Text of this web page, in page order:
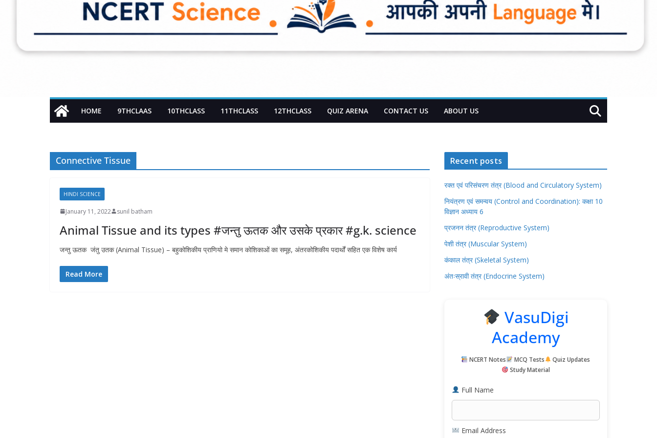
HOME 9THCLAAS 10THCLASS 11THCLASS 12THCLASS QUIZ ARENA CONTACT US ABOUT US
Connective Tissue
HINDI SCIENCE
January 11, 2022 sunil batham
Animal Tissue and its types #जन्तु ऊतक और उसके प्रकार #g.k. science
जन्तु ऊतक जंतु उतक (Animal Tissue) – बहुकोशिकीय प्राणियो मे समान कोशिकाओं का समूह, अंतरकोशिकीय पदार्थों सहित एक विशेष कार्य
Read More
Recent posts
रक्त एवं परिसंचरण तंत्र (Blood and Circulatory System)
नियंत्रण एवं समन्वय (Control and Coordination): कक्षा 10
विज्ञान अध्याय 6
प्रजनन तंत्र (Reproductive System)
पेशी तंत्र (Muscular System)
कंकाल तंत्र (Skeletal System)
अंतःस्रावी तंत्र (Endocrine System)
VasuDigi
Academy
NCERT Notes MCQ Tests
Quiz Updates
Study Material
Full Name
Email Address